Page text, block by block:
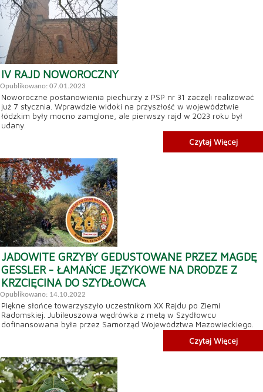
IV RAJD NOWOROCZNY
Opublikowano: 07.01.2023
Noworoczne postanowienia piechurzy z PSP nr 31 zaczęli realizować
już 7 stycznia. Wprawdzie widoki na przyszłość w województwie
łódzkim były mocno zamglone, ale pierwszy rajd w 2023 roku był
udany.
Czytaj Więcej
JADOWITE GRZYBY GEDUSTOWANE PRZEZ MAGDĘ
GESSLER - ŁAMAŃCE JĘZYKOWE NA DRODZE Z
KRZCIĘCINA DO SZYDŁOWCA
Opublikowano: 14.10.2022
Piękne słońce towarzyszyło uczestnikom XX Rajdu po Ziemi
Radomskiej. Jubileuszowa wędrówka z metą w Szydłowcu
dofinansowana była przez Samorząd Województwa Mazowieckiego.
Czytaj Więcej